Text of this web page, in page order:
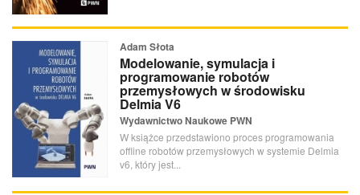
Adam Słota
Modelowanie, symulacja i
programowanie robotów
przemysłowych w środowisku
Delmia V6
Wydawnictwo Naukowe PWN
W książce przedstawiono proces programowania
offline robotów przemysłowych w systemie Delmia
v6, który jest...